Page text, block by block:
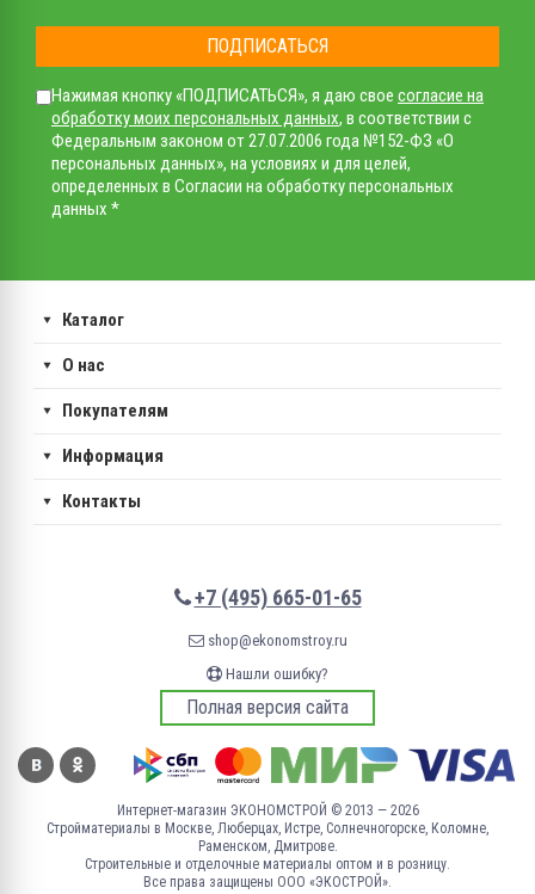
ПОДПИСАТЬСЯ
Нажимая кнопку «ПОДПИСАТЬСЯ», я даю свое согласие на
обработку моих персональных данных, в соответствии с
Федеральным законом от 27.07.2006 года №152-ФЗ «О
персональных данных», на условиях и для целей,
определенных в Согласии на обработку персональных
данных *
Каталог
О нас
Покупателям
Информация
Контакты
+7 (495) 665-01-65
shop@ekonomstroy.ru
Нашли ошибку?
Полная версия сайта
Интернет-магазин ЭКОНОМСТРОЙ © 2013 — 2026
Стройматериалы в Москве, Люберцах, Истре, Солнечногорске, Коломне,
Раменском, Дмитрове.
Строительные и отделочные материалы оптом и в розницу.
Все права защищены ООО «ЭКОСТРОЙ».